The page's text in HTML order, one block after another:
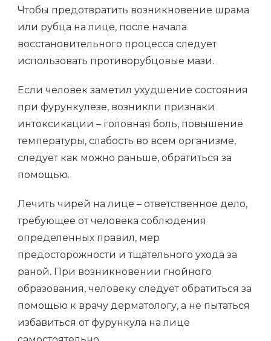
Чтобы предотвратить возникновение шрама
или рубца на лице, после начала
восстановительного процесса следует
использовать противорубцовые мази.
Если человек заметил ухудшение состояния
при фурункулезе, возникли признаки
интоксикации – головная боль, повышение
температуры, слабость во всем организме,
следует как можно раньше, обратиться за
помощью.
Лечить чирей на лице – ответственное дело,
требующее от человека соблюдения
определенных правил, мер
предосторожности и тщательного ухода за
раной. При возникновении гнойного
образования, человеку следует обратиться за
помощью к врачу дерматологу, а не пытаться
избавиться от фурункула на лице